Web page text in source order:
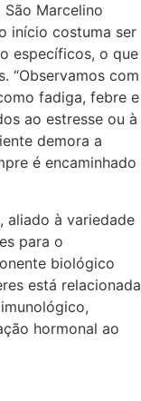
Marcelino
início costuma ser
específicos, o que
“Observamos com
fadiga, febre e
ao estresse ou à
demora a
é encaminhado
aliado à variedade
para o
biológico
está relacionada
hormonal ao